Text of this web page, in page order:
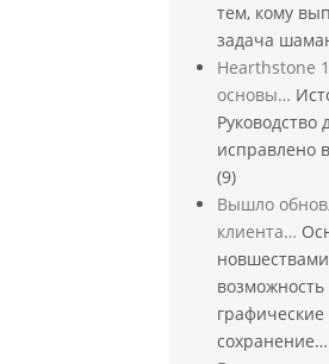
тем, кому
задача
Hearthstone
основы…
Руководство
исправлено
(9)
Вышло
клиента…
возможность
сохранение…